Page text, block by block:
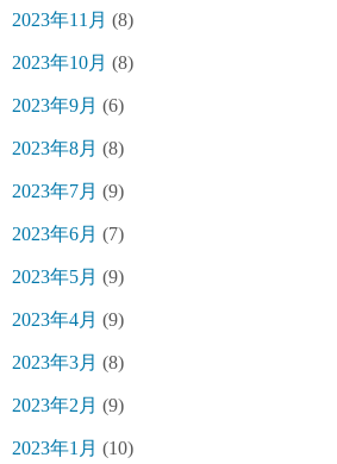
2023年11月 (8)
2023年10月 (8)
2023年9月 (6)
2023年8月 (8)
2023年7月 (9)
2023年6月 (7)
2023年5月 (9)
2023年4月 (9)
2023年3月 (8)
2023年2月 (9)
2023年1月 (10)